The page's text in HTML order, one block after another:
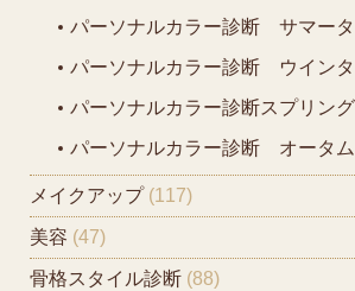
パーソナルカラー診断 サマー
パーソナルカラー診断 ウイン
パーソナルカラー診断スプリン
パーソナルカラー診断 オータ
メイクアップ(117)
美容 (47)
骨格スタイル診断 (88)